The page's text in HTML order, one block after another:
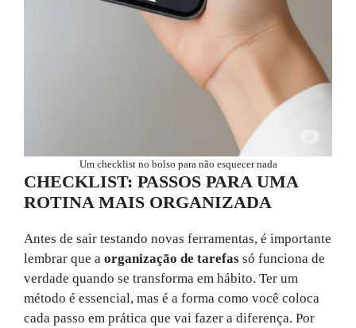
Um checklist no bolso para não esquecer nada
CHECKLIST: PASSOS PARA UMA
ROTINA MAIS ORGANIZADA
Antes de sair testando novas ferramentas, é importante
lembrar que a organização de tarefas só funciona de
verdade quando se transforma em hábito. Ter um
método é essencial, mas é a forma como você coloca
cada passo em prática que vai fazer a diferença. Por